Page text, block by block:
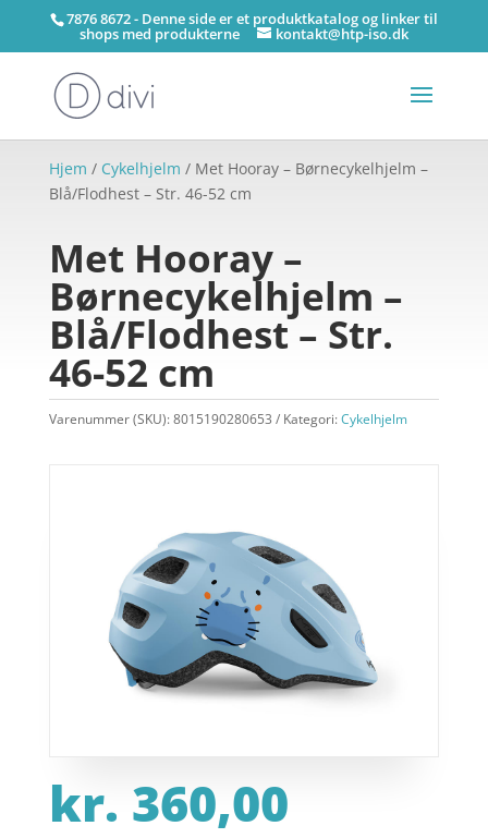
7876 8672 - Denne side er et produktkatalog og linker til
shops med produkterne kontakt@htp-iso.dk
Hjem / Cykelhjelm / Met Hooray – Børnecykelhjelm –
Blå/Flodhest – Str. 46-52 cm
Met Hooray –
Børnecykelhjelm –
Blå/Flodhest – Str.
46-52 cm
Varenummer (SKU):8015190280653 Kategori:Cykelhjelm
kr. 360,00